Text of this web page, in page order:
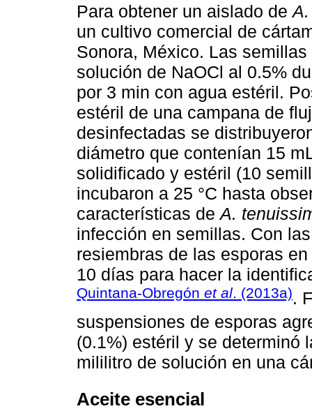
Para obtener un aislado de
un cultivo comercial de
Sonora, México. Las
solución de NaOCl al 0.5%
por 3 min con agua estéril.
estéril de una campana de
desinfectadas se
diámetro que contenían 15
solidificado y estéril (10
incubaron a 25 °C hasta
características deA.
infección en semillas. Con
resiembras de las esporas
10 días para hacer la
Quintana-Obregón et al. (2013a).
suspensiones de esporas
(0.1%) estéril y se determinó
mililitro de solución en una
Aceite esencial